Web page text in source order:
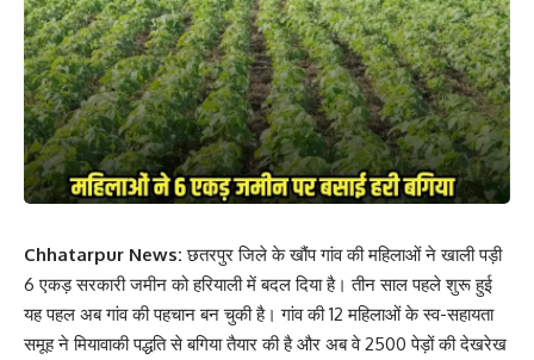
Chhatarpur News:छतरपुर जिले के खौंप गांव की महिलाओं ने खाली पड़ी
6 एकड़ सरकारी जमीन को हरियाली में बदल दिया है। तीन साल पहले शुरू हुई
यह पहल अब गांव की पहचान बन चुकी है। गांव की 12 महिलाओं के स्व-सहायता
समूह ने मियावाकी पद्धति से बगिया तैयार की है और अब वे 2500 पेड़ों की देखरेख